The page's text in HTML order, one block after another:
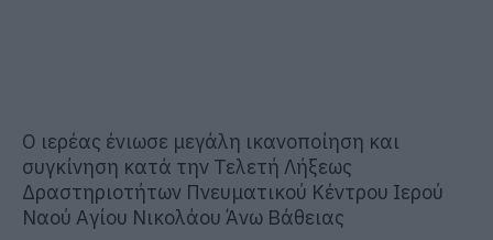
Ο ιερέας ένιωσε μεγάλη ικανοποίηση και
συγκίνηση κατά την Τελετή Λήξεως
Δραστηριοτήτων Πνευματικού Κέντρου Ιερού
Ναού Αγίου Νικολάου Άνω Βάθειας